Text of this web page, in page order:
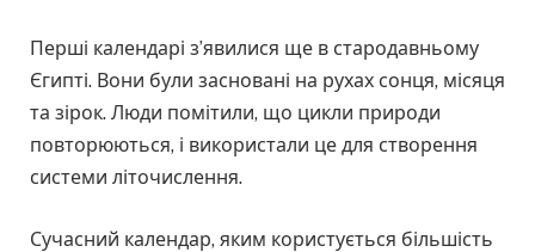
Перші календарі з’явилися ще в стародавньому
Єгипті. Вони були засновані на рухах сонця, місяця
та зірок. Люди помітили, що цикли природи
повторюються, і використали це для створення
системи літочислення.
Сучасний календар, яким користується більшість